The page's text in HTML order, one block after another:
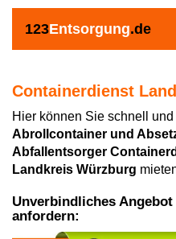
123Entsorgung.de
Containerdienst
Hier können Sie schnell
Abrollcontainer und
Abfallentsorger
Landkreis Würzburg
Unverbindliches
anfordern: